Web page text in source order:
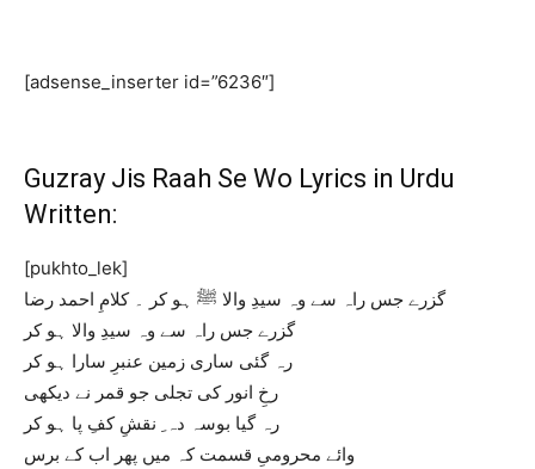
[adsense_inserter id=”6236″]
Guzray Jis Raah Se Wo Lyrics in Urdu
Written:
[pukhto_lek]
گزرے جس راہ سے وہ سیدِ والا ﷺ ہو کر ۔ کلامِ احمد رضا
گزرے جس راہ سے وہ سیدِ والا ہو کر
رہ گئی ساری زمین عنبرِ سارا ہو کر
رخِ انور کی تجلی جو قمر نے دیکھی
رہ گیا بوسہ دہ ِ نقشِ کفِ پا ہو کر
وائے محرومیِ قسمت کہ میں پھر اب کے برس